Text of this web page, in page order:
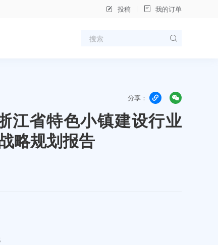
投稿 我的订单
分享：
省特色小镇建设行业
略规划报告